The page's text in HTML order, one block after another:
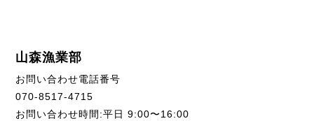
山森漁業部
お問い合わせ電話番号
070-8517-4715
お問い合わせ時間:平日 9:00〜16:00